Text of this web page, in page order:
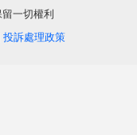
一切權利
投訴處理政策